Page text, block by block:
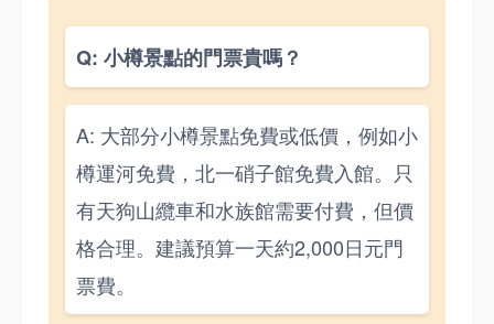
Q: 小樽景點的門票貴嗎？
A: 大部分小樽景點免費或低價，例如小
樽運河免費，北一硝子館免費入館。只
有天狗山纜車和水族館需要付費，但價
格合理。建議預算一天約2,000日元門
票費。